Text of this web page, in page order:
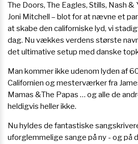
The Doors, The Eagles, Stills, Nash &
Joni Mitchell – blot for at nævne et
at skabe den californiske lyd, vi
dag. Nu vækkes verdens største
det ultimative setup med danske
Man kommer ikke udenom lyden af
Californien og mesterværker fra
Mamas &The Papas … og alle de
heldigvis heller ikke.
Nu hyldes de fantastiske
uforglemmelige sange på ny - og på